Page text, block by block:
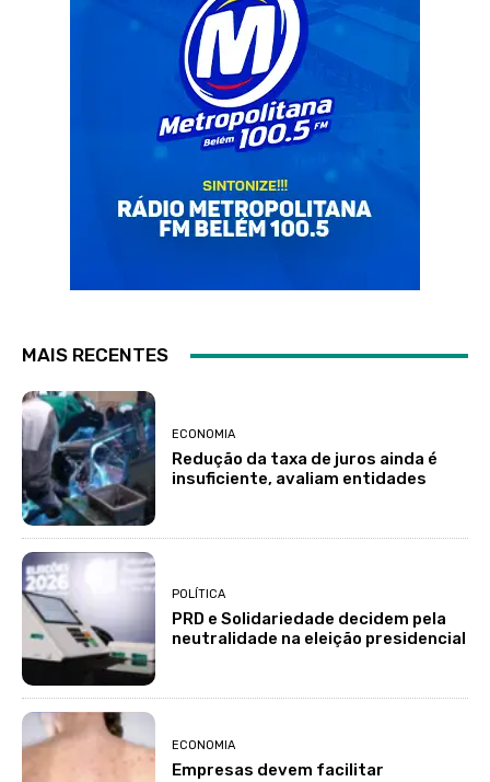
MAIS RECENTES
ECONOMIA
Redução da taxa de juros ainda é
insuficiente, avaliam entidades
POLÍTICA
PRD e Solidariedade decidem pela
neutralidade na eleição presidencial
ECONOMIA
Empresas devem facilitar